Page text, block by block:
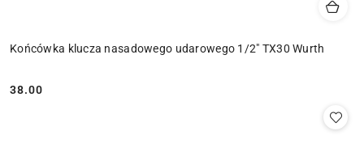
Końcówka klucza nasadowego udarowego 1/2" TX30 Wurth
Cena:
38.00